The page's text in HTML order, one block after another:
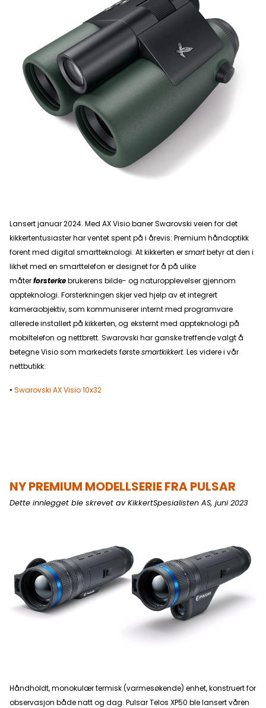
Lansert januar 2024. Med AX Visio baner Swarovski veien for det
kikkertentusiaster har ventet spent på i årevis: Premium håndoptikk
forent med digital smartteknologi. At kikkerten ersmartbetyr at den i
likhet med en smarttelefon er designet for å på ulike
måterforsterkebrukerens bilde- og naturopplevelser gjennom
appteknologi. Forsterkningen skjer ved hjelp av et integrert
kameraobjektiv, som kommuniserer internt med programvare
allerede installert på kikkerten, og eksternt med appteknologi på
mobiltelefon og nettbrett. Swarovski har ganske treffende valgt å
betegne Visio som markedets førstesmartkikkert. Les videre i vår
nettbutikk:
• Swarovski AX Visio 10x32
NYPREMIUM MODELLSERIE FRA PULSAR
Dette innlegget ble skrevet av KikkertSpesialisten AS, juni 2023
Håndholdt, monokulær termisk (varmesøkende) enhet, konstruert for
observasjon både natt og dag. Pulsar Telos XP50 ble lansert våren